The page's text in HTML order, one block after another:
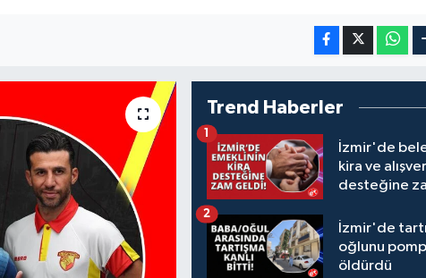
Trend Haberler
İzmir'de
kira ve
desteğine
1
İzmir'de
oğlunu
öldürdü
2